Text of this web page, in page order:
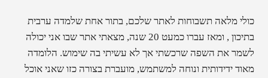
כולי מלאה תשבוחות לאתר שלכם, בתור אחת שלמדה ערבית
בתיכון , ומאז עברו כמעט 20 שנה, מצאתי אתר שבו אני יכולה
לשמר את השפה שרכשתי אך לא עשיתי בה שימוש. הלומדה
מאוד ידידותית ונוחה למשתמש, מועברת בצורה כזו שאני אוכל